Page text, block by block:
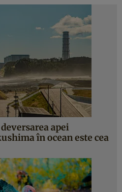
apei
în ocean este cea